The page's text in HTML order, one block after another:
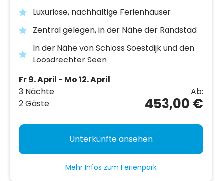
Luxuriöse, nachhaltige Ferienhäuser
Zentral gelegen, in der Nähe der Randstad
In der Nähe von Schloss Soestdijk und den
Loosdrechter Seen
Fr 9. April - Mo 12. April
3 Nächte
2 Gäste
Ab:
453,00 €
Unterkünfte ansehen
Mehr Infos zum Ferienpark